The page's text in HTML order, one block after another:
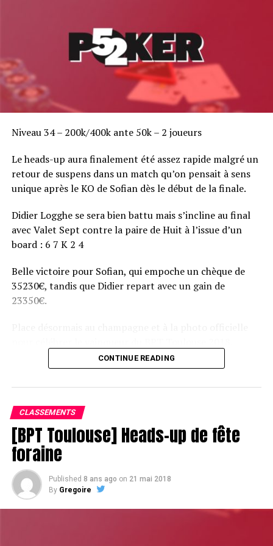
Niveau 34 – 200k/400k ante 50k – 2 joueurs
Le heads-up aura finalement été assez rapide malgré un
retour de suspens dans un match qu’on pensait à sens
unique après le KO de Sofian dès le début de la finale.
Didier Logghe se sera bien battu mais s’incline au final
avec Valet Sept contre la paire de Huit à l’issue d’un
board : 6 7 K 2 4
Belle victoire pour Sofian, qui empoche un chèque de
35230€, tandis que Didier repart avec un gain de
23350€.
CONTINUE READING
CLASSEMENTS
[BPT Toulouse] Heads-up de fête
foraine
Published 8 ans ago on 21 mai 2018
By Gregoire